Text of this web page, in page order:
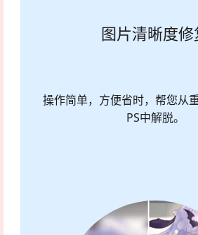
图片清晰度修
操作简单，方便省时，帮您从
PS中解脱。